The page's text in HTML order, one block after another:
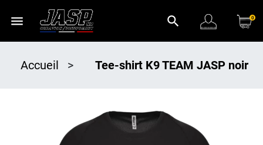
menu search 0
Accueil > Tee-shirt K9 TEAM JASP noir